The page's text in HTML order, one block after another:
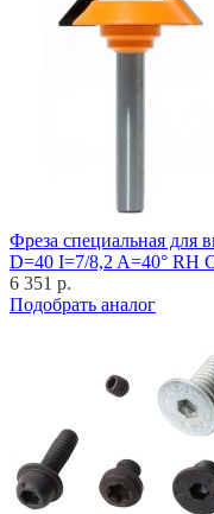
Фреза специальная для
D=40 I=7/8,2 A=40° RH
6 351 р.
Подобрать аналог